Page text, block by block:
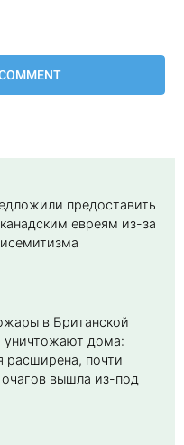
предоставить
евреям из-за
в Британской
уничтожают дома:
расширена, почти
вышла из-под